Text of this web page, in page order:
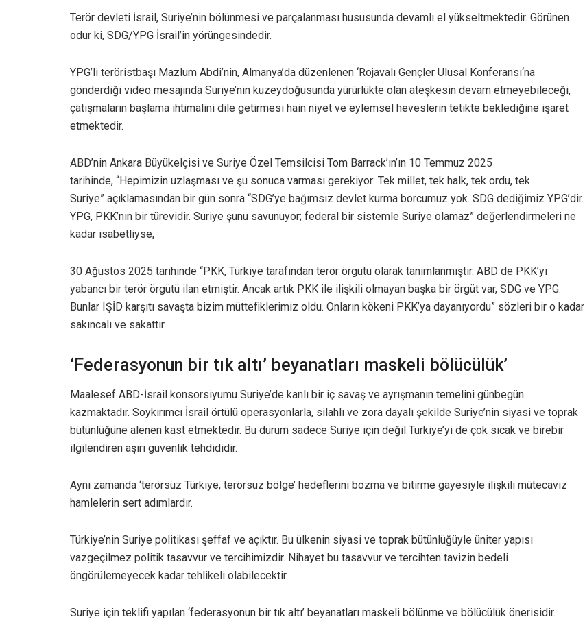
Terör devleti İsrail, Suriye’nin bölünmesi ve parçalanması hususunda devamlı el yükseltmektedir. Görünen
odur ki, SDG/YPG İsrail’in yörüngesindedir.
YPG’li teröristbaşı Mazlum Abdi’nin, Almanya’da düzenlenen ‘Rojavalı Gençler Ulusal Konferansı‘na
gönderdiği video mesajında Suriye’nin kuzeydoğusunda yürürlükte olan ateşkesin devam etmeyebileceği,
çatışmaların başlama ihtimalini dile getirmesi hain niyet ve eylemsel heveslerin tetikte beklediğine işaret
etmektedir.
ABD’nin Ankara Büyükelçisi ve Suriye Özel Temsilcisi Tom Barrack’ın’ın 10 Temmuz 2025
tarihinde, “Hepimizin uzlaşması ve şu sonuca varması gerekiyor: Tek millet, tek halk, tek ordu, tek
Suriye” açıklamasından bir gün sonra “SDG’ye bağımsız devlet kurma borcumuz yok. SDG dediğimiz YPG’dir.
YPG, PKK’nın bir türevidir. Suriye şunu savunuyor; federal bir sistemle Suriye olamaz” değerlendirmeleri ne
kadar isabetliyse,
30 Ağustos 2025 tarihinde “PKK, Türkiye tarafından terör örgütü olarak tanımlanmıştır. ABD de PKK’yı
yabancı bir terör örgütü ilan etmiştir. Ancak artık PKK ile ilişkili olmayan başka bir örgüt var, SDG ve YPG.
Bunlar IŞİD karşıtı savaşta bizim müttefiklerimiz oldu. Onların kökeni PKK’ya dayanıyordu” sözleri bir o kadar
sakıncalı ve sakattır.
‘Federasyonun bir tık altı’ beyanatları maskeli bölücülük’
Maalesef ABD-İsrail konsorsiyumu Suriye’de kanlı bir iç savaş ve ayrışmanın temelini günbegün
kazmaktadır. Soykırımcı İsrail örtülü operasyonlarla, silahlı ve zora dayalı şekilde Suriye’nin siyasi ve toprak
bütünlüğüne alenen kast etmektedir. Bu durum sadece Suriye için değil Türkiye’yi de çok sıcak ve birebir
ilgilendiren aşırı güvenlik tehdididir.
Aynı zamanda ‘terörsüz Türkiye, terörsüz bölge’ hedeflerini bozma ve bitirme gayesiyle ilişkili mütecaviz
hamlelerin sert adımlardır.
Türkiye’nin Suriye politikası şeffaf ve açıktır. Bu ülkenin siyasi ve toprak bütünlüğüyle üniter yapısı
vazgeçilmez politik tasavvur ve tercihimizdir. Nihayet bu tasavvur ve tercihten tavizin bedeli
öngörülemeyecek kadar tehlikeli olabilecektir.
Suriye için teklifi yapılan ‘federasyonun bir tık altı’ beyanatları maskeli bölünme ve bölücülük önerisidir.